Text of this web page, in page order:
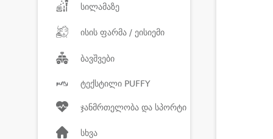
სილამაზე
ისის ფარმა / ეისიემი
ბავშვები
ტექსტილი PUFFY
ჯანმრთელობა და სპორტი
სხვა